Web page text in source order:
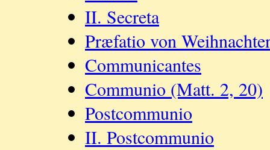
II. Secreta
Præfatio von
Communicantes
Communio (Matt. 2, 20)
Postcommunio
II. Postcommunio